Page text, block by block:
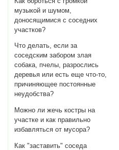
музыкой и шумом,
доносящимися с соседних
участков?
Что делать, если за
соседским забором злая
собака, пчелы, разрослись
деревья или есть еще что-то,
причиняющее постоянные
неудобства?
Можно ли жечь костры на
участке и как правильно
избавляться от мусора?
Как "заставить" соседа